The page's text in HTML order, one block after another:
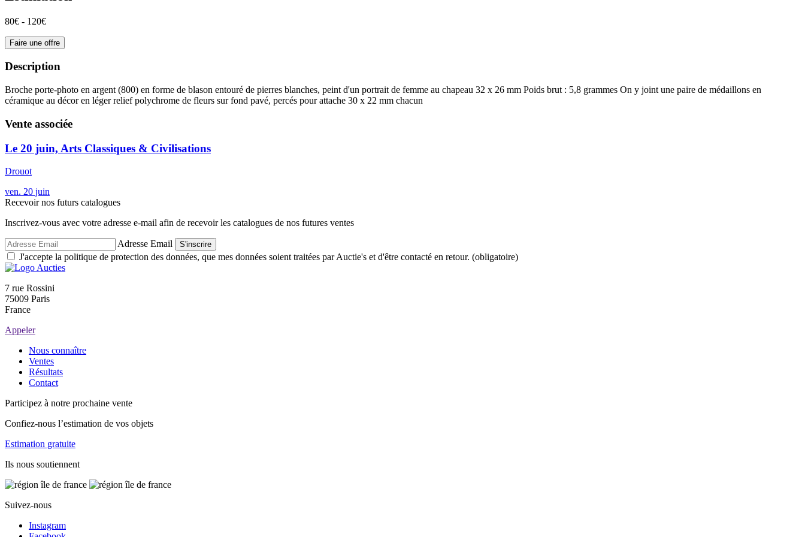
80€ - 120€
Faire une offre
Description
Broche porte-photo en argent (800) en forme de blason entouré de pierres blanches, peint d'un portrait de femme au chapeau 32 x 26 mm Poids brut : 5,8 grammes On y joint une paire de médaillons en
céramique au décor en léger relief polychrome de fleurs sur fond pavé, percés pour attache 30 x 22 mm chacun
Vente associée
Le 20 juin, Arts Classiques & Civilisations
Drouot
ven. 20 juin
Recevoir nos futurs catalogues
Inscrivez-vous avec votre adresse e-mail afin de recevoir les catalogues de nos futures ventes
Adresse Email S'inscrire
J'accepte la politique de protection des données, que mes données soient traitées par Auctie's et d'être contacté en retour. (obligatoire)
7 rue Rossini
75009 Paris
France
Appeler
Nous connaître
Ventes
Résultats
Contact
Participez à notre prochaine vente
Confiez-nous l’estimation de vos objets
Estimation gratuite
Ils nous soutiennent
Suivez-nous
Instagram